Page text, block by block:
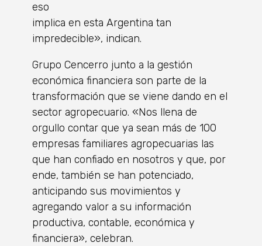
eso
implica en esta Argentina tan
impredecible», indican.
Grupo Cencerro junto a la gestión
económica financiera son parte de la
transformación que se viene dando en el
sector agropecuario. «Nos llena de
orgullo contar que ya sean más de 100
empresas familiares agropecuarias las
que han confiado en nosotros y que, por
ende, también se han potenciado,
anticipando sus movimientos y
agregando valor a su información
productiva, contable, económica y
financiera», celebran.